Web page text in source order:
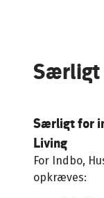
Særligt
Særligt for
Living
For Indbo,
opkræves: